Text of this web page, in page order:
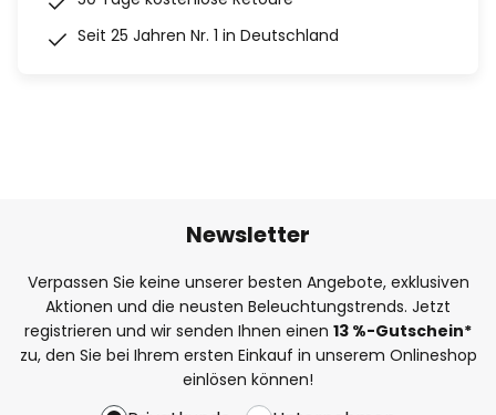
Seit 25 Jahren Nr. 1 in Deutschland
Newsletter
Verpassen Sie keine unserer besten Angebote, exklusiven
Aktionen und die neusten Beleuchtungstrends. Jetzt
registrieren und wir senden Ihnen einen 13 %-Gutschein*
zu, den Sie bei Ihrem ersten Einkauf in unserem Onlineshop
einlösen können!